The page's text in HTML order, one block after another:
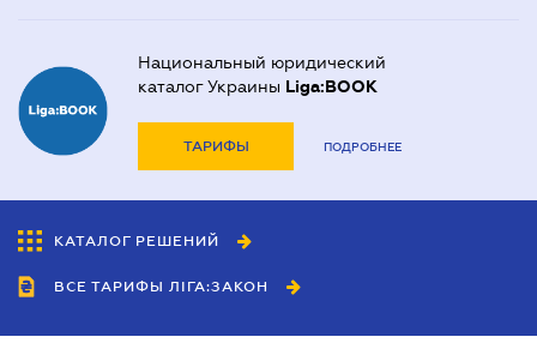
Национальный юридический
каталог Украины Liga:BOOK
ТАРИФЫ ПОДРОБНЕЕ
КАТАЛОГ РЕШЕНИЙ
ВСЕ ТАРИФЫ ЛІГА:ЗАКОН